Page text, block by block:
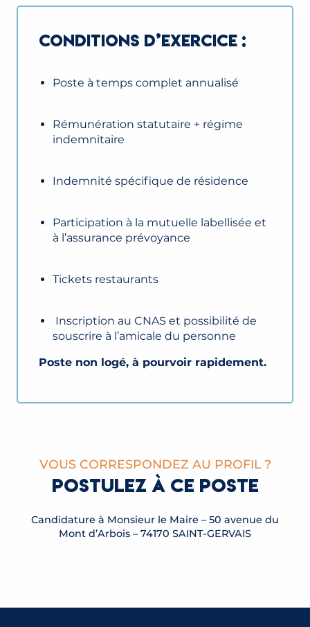
CONDITIONS D’EXERCICE :
Poste à temps complet annualisé
Rémunération statutaire + régime
indemnitaire
Indemnité spécifique de résidence
Participation à la mutuelle labellisée et
à l’assurance prévoyance
Tickets restaurants
Inscription au CNAS et possibilité de
souscrire à l’amicale du personne
Poste non logé, à pourvoir rapidement.
VOUS CORRESPONDEZ AU PROFIL ?
POSTULEZ À CE POSTE
Candidature à Monsieur le Maire – 50 avenue du
Mont d’Arbois – 74170 SAINT-GERVAIS